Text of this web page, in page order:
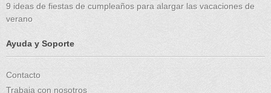
9 ideas de fiestas de cumpleaños para alargar las vacaciones de
verano
Ayuda y Soporte
Contacto
Trabaja con nosotros